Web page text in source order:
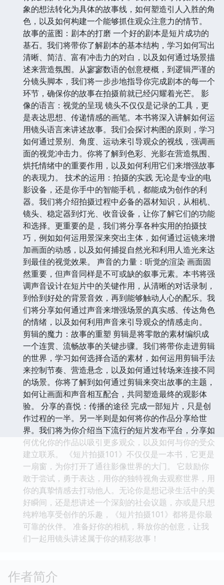
象的想法转化为具体的故事线，如何塑造引人入胜的角
色，以及如何构建一个能够抓住观众注意力的情节。
故事的蓝图：剧本的打磨 一个好的剧本是短片成功的
基石。我们将带你了解剧本的基本结构，学习如何写出
清晰、简洁、富有冲击力的对白，以及如何通过场景描
述来营造氛围。从寥寥数语的创意梗概，到逻辑严谨的
分镜头脚本，我们将一步步地指导你完成剧本的每一个
环节，确保你的故事在拍摄前就已经闪耀着光芒。 影
像的语言：视觉的呈现 镜头不仅仅是记录的工具，更
是表达思想、传递情感的画笔。本书将深入讲解如何运
用镜头语言来讲述故事。我们会探讨构图的原则，学习
如何通过景别、角度、运动来引导观众的视线，强调画
面的视觉冲击力。你将了解到色彩、光影在营造氛围、
烘托情绪中的重要作用，以及如何利用它们来增强故事
的表现力。 技术的运用：拍摄的实践 无论是专业的电
影设备，还是你手中的智能手机，都能成为创作的利
器。我们将介绍拍摄过程中必备的器材知识，从相机、
镜头、稳定器到灯光、收音设备，让你了解它们的功能
和选择。更重要的是，我们将分享各种实用的拍摄技
巧，例如如何运用景深来突出主体，如何通过运镜来增
加画面的动感，以及如何捕捉自然光和利用人造光来达
到最佳的视觉效果。 声音的力量：听觉的渲染 画面固
然重要，但声音同样是不可或缺的叙事元素。本书将强
调声音设计在短片中的关键作用，从清晰的对话录制，
到恰到好处的背景音效，再到能够触动人心的配乐。我
们将分享如何通过声音来增强场景的真实感、传达角色
的情绪，以及如何利用声音来引导观众的情感走向。
剪辑的魔力：故事的重塑 剪辑是将零散的素材编织成
一个连贯、流畅故事的关键步骤。我们将带你走进剪辑
的世界，学习如何选择合适的素材，如何运用剪辑手法
来控制节奏、营造悬念，以及如何通过转场来连接不同
的场景。你将了解到如何通过剪辑来突出故事的主题，
如何让画面和声音相互配合，共同塑造最终的观影体
验。 分享的喜悦：传播的途径 完成一部短片，只是创
作过程的一半。另一半则是如何将你的作品分享给世
界。我们将为你介绍当下流行的短片发布平台，分享如
何优化你的作品以吸引更多观众，以及如何与你的受众
建立联系。 《短片拍摄101》不仅仅是一本书，它更是
一扇窗，为你打开了通往影像世界的大门。 它鼓励你
敢于尝试，勇于表达，用你的独特视角去观察世界，用
你的真挚情感去打动他人。无论你是想记录生活中的美
好瞬间，还是想讲述一个深刻的社会议题，亦或是只想
纯粹地享受创作的乐趣，《短片拍摄101》都将是你最
可靠的伙伴。 准备好你的相机，释放你的创意，让我
们一起用镜头讲述属于你的精彩故事！
作者简介